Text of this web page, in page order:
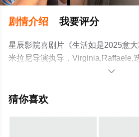
剧情介绍 我要评分
星辰影院喜剧片《生活如是2025意
米拉尼导演执导，Virginia,Raffaele,
诺,Aldo,Baglio,Ignazio,Mulas等演员
视，更多相关信息可移步至豆瓣电影

猜你喜欢